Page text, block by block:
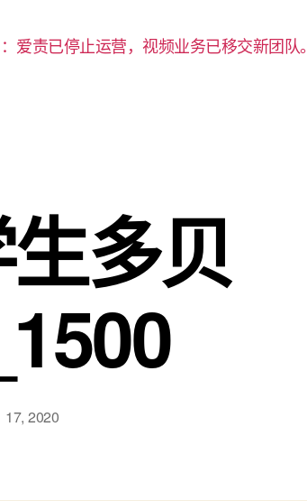
爱责已停止运营，视频业务已移交新团队。
多贝
17, 2020